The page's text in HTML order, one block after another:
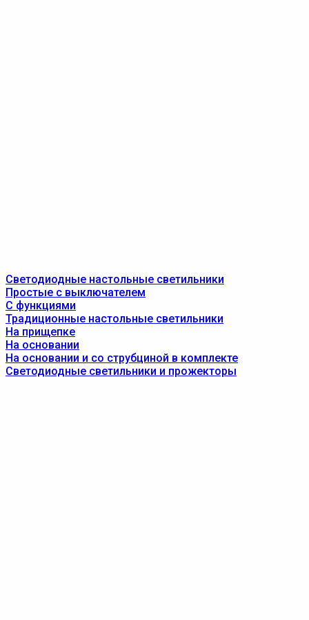
Светодиодные настольные светильники
Простые с выключателем
С функциями
Традиционные настольные светильники
На прищепке
На основании
На основании и со струбциной в комплекте
Светодиодные светильники и прожекторы